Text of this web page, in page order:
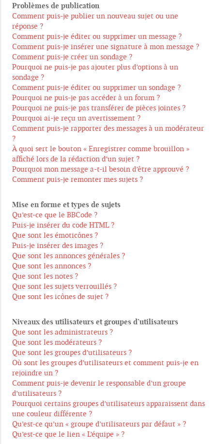
Problèmes de publication
Comment puis-je publier un nouveau sujet ou une
réponse ?
Comment puis-je éditer ou supprimer un message ?
Comment puis-je insérer une signature à mon message ?
Comment puis-je créer un sondage ?
Pourquoi ne puis-je pas ajouter plus d’options à un
sondage ?
Comment puis-je éditer ou supprimer un sondage ?
Pourquoi ne puis-je pas accéder à un forum ?
Pourquoi ne puis-je pas transférer de pièces jointes ?
Pourquoi ai-je reçu un avertissement ?
Comment puis-je rapporter des messages à un modérateur
?
À quoi sert le bouton « Enregistrer comme brouillon »
affiché lors de la rédaction d’un sujet ?
Pourquoi mon message a-t-il besoin d’être approuvé ?
Comment puis-je remonter mes sujets ?
Mise en forme et types de sujets
Qu’est-ce que le BBCode ?
Puis-je insérer du code HTML ?
Que sont les émoticônes ?
Puis-je insérer des images ?
Que sont les annonces générales ?
Que sont les annonces ?
Que sont les notes ?
Que sont les sujets verrouillés ?
Que sont les icônes de sujet ?
Niveaux des utilisateurs et groupes d’utilisateurs
Que sont les administrateurs ?
Que sont les modérateurs ?
Que sont les groupes d’utilisateurs ?
Où sont les groupes d’utilisateurs et comment puis-je en
rejoindre un ?
Comment puis-je devenir le responsable d’un groupe
d’utilisateurs ?
Pourquoi certains groupes d’utilisateurs apparaissent dans
une couleur différente ?
Qu’est-ce qu’un « groupe d’utilisateurs par défaut » ?
Qu’est-ce que le lien « L’équipe » ?